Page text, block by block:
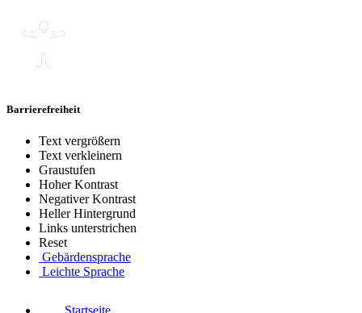
Barrierefreiheit
Text vergrößern
Text verkleinern
Graustufen
Hoher Kontrast
Negativer Kontrast
Heller Hintergrund
Links unterstrichen
Reset
Gebärdensprache
Leichte Sprache